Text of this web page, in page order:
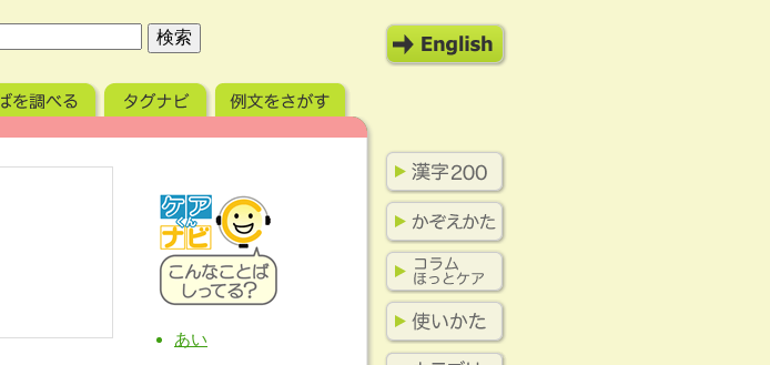
あい